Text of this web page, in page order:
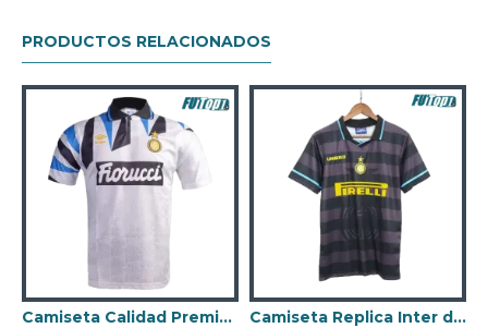
PRODUCTOS RELACIONADOS
Camiseta Calidad Premium Inter de Milán Away 1992/93 Retro
Camiseta Replica Inter de Milán Visitante 1997/98 Antigua